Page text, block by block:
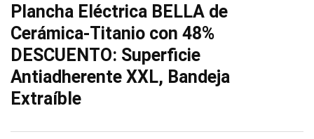
Plancha Eléctrica BELLA de
Cerámica-Titanio con 48%
DESCUENTO: Superficie
Antiadherente XXL, Bandeja
Extraíble